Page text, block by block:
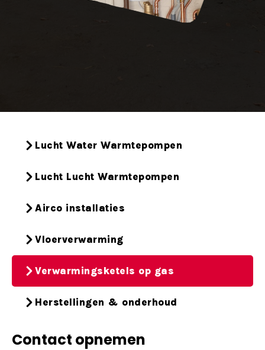
Lucht Water Warmtepompen
Lucht Lucht Warmtepompen
Airco installaties
Vloerverwarming
Verwarmingsketels op gas
Herstellingen & onderhoud
Contact opnemen